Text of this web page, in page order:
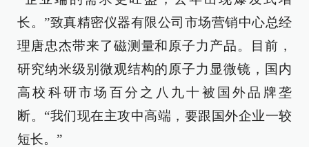
长。”致真精密仪器有限公司市场营销中心总经
理唐忠杰带来了磁测量和原子力产品。目前，
研究纳米级别微观结构的原子力显微镜，国内
高校科研市场百分之八九十被国外品牌垄
断。“我们现在主攻中高端，要跟国外企业一较
短长。”